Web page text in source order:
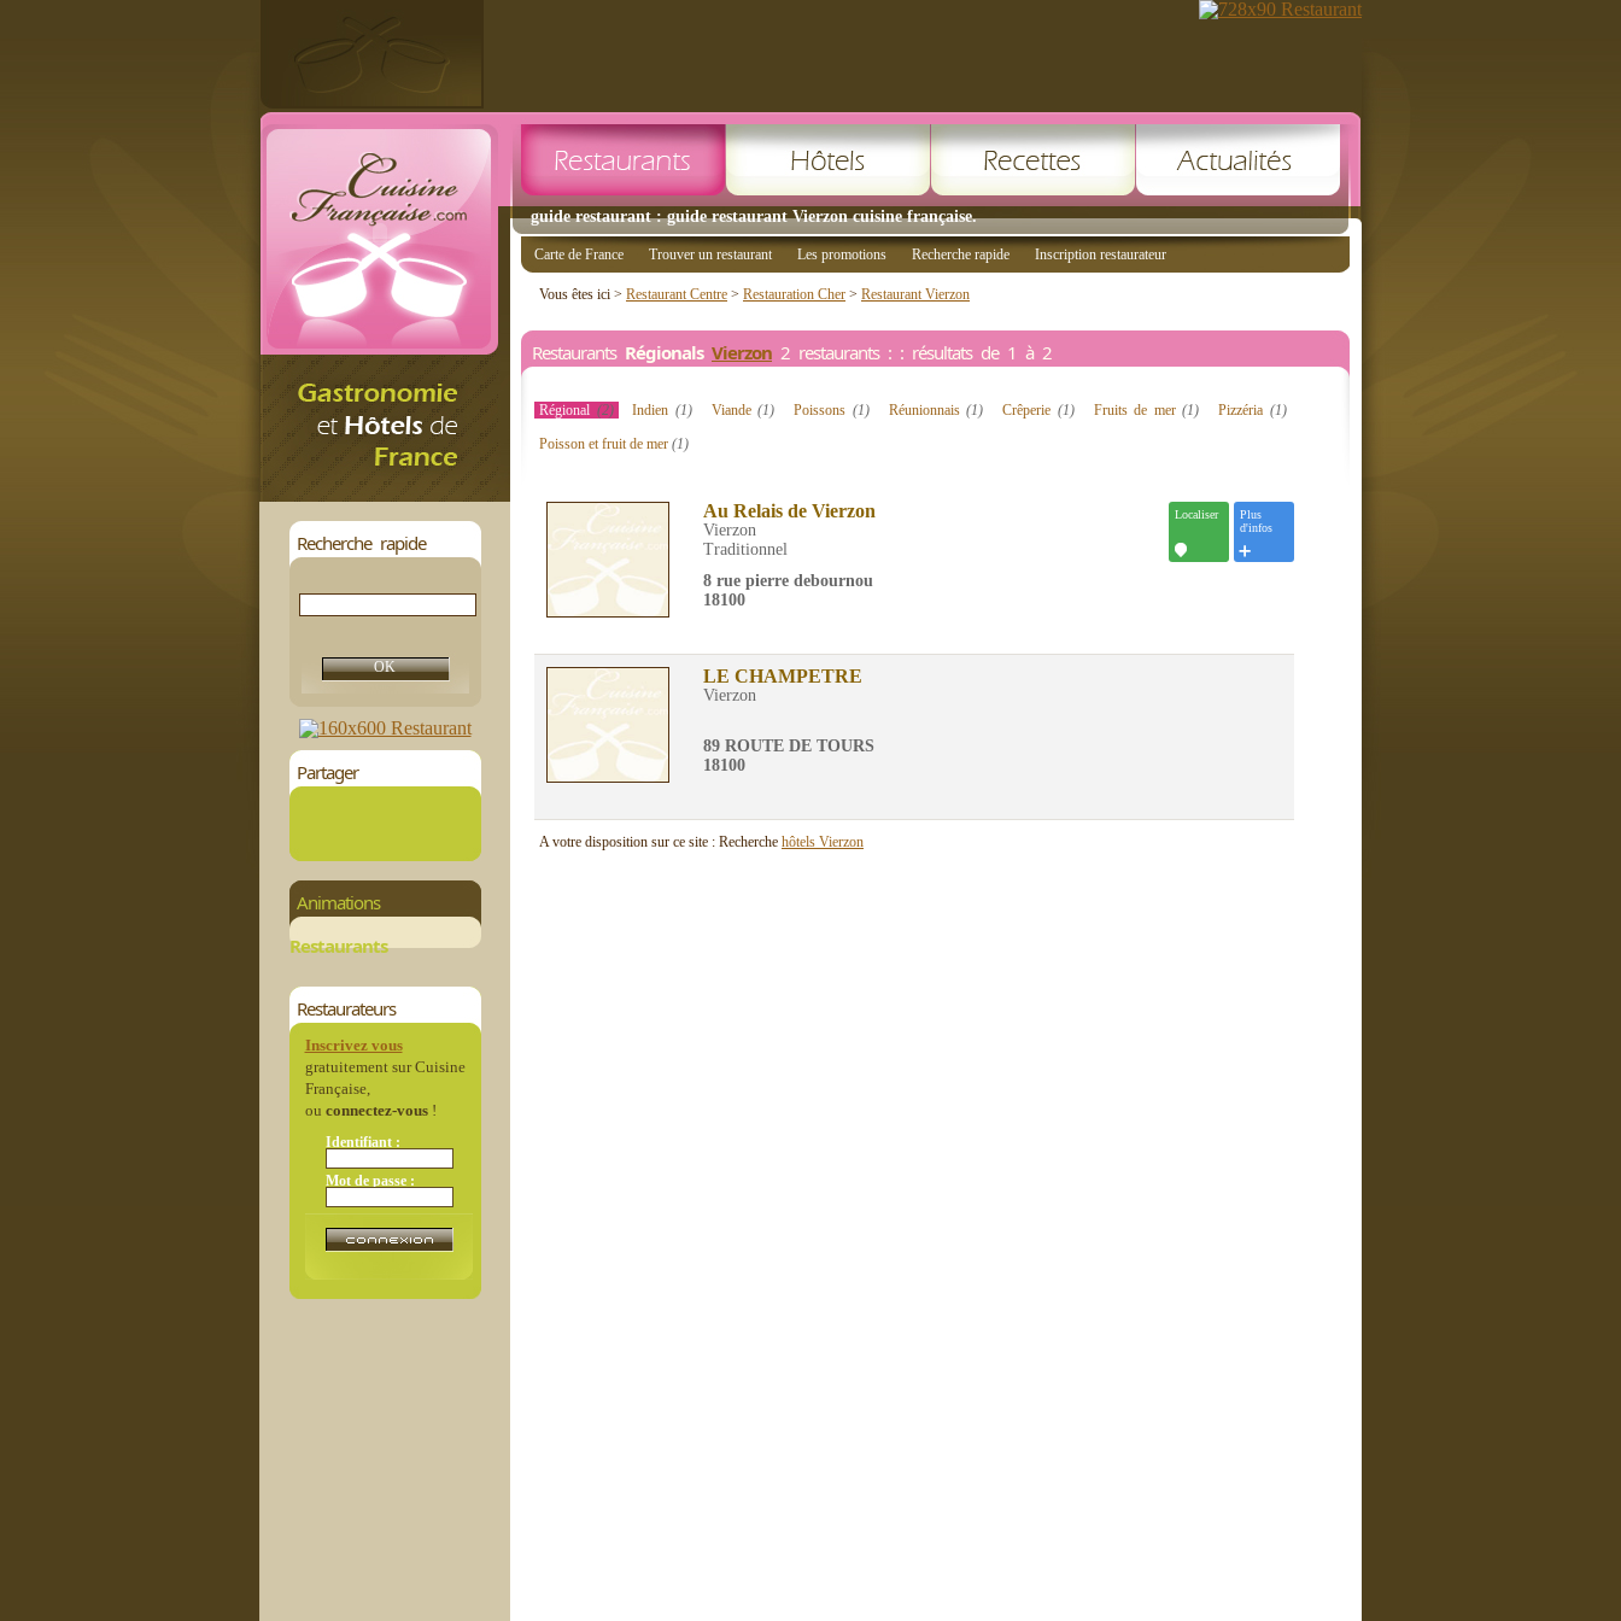
guide restaurant : guide restaurant Vierzon cuisine française.
Recherche rapide
Partager
Animations
Restaurants
Restaurateurs
Inscrivez vous
gratuitement sur Cuisine
Française,
ou connectez-vous!
Identifiant :
Mot de passe :
Carte de France Trouver un restaurant Les promotions Recherche rapide Inscription restaurateur
Vous êtes ici > Restaurant Centre > Restauration Cher > Restaurant Vierzon
Restaurants Régionals Vierzon 2 restaurants : : résultats de 1 à 2
Régional (2) Indien (1) Viande(1) Poissons (1) Réunionnais(1) Crêperie (1) Fruits de mer(1) Pizzéria (1)
Poisson et fruit de mer (1)
Au Relais de Vierzon
Vierzon
Traditionnel
8 rue pierre debournou
18100
Plus
d'infos
Localiser
LE CHAMPETRE
Vierzon
89 ROUTE DE TOURS
18100
A votre disposition sur ce site : Recherche hôtels Vierzon